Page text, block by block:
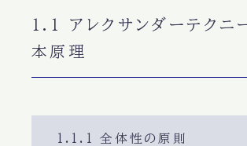
1.1 アレクサンダーテクニ
本原理
1.1.1 全体性の原則